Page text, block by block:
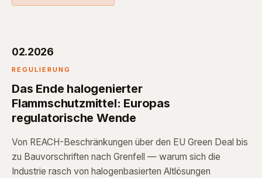
02.2026
REGULIERUNG
Das Ende halogenierter
Flammschutzmittel: Europas
regulatorische Wende
Von REACH-Beschränkungen über den EU Green Deal bis
zu Bauvorschriften nach Grenfell — warum sich die
Industrie rasch von halogenbasierten Altlösungen